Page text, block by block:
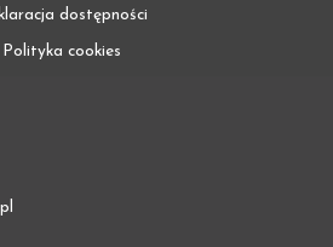
dostępności
Polityka cookies